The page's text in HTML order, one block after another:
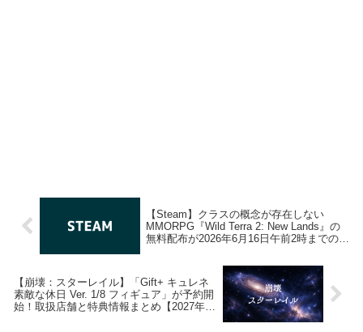
【Steam】クラスの概念が存在しない
MMORPG『Wild Terra 2: New Lands』の
無料配布が2026年6月16日午前2時までの期
【崩壊：スターレイル】「Gift+ キュレネ
素敵な休日 Ver. 1/8 フィギュア」が予約開
始！取扱店舗と特典情報まとめ【2027年1